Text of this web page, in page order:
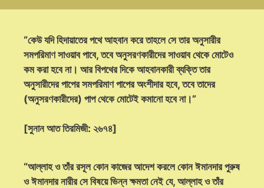
“কেউ যদি হিদায়াতের পথে আহবান করে তাহলে সে তার অনুসারীর
সমপরিমাণ সাওয়াব পাবে, তবে অনুসরণকারীদের সাওয়াব থেকে মোটেও
কম করা হবে না। আর বিপথের দিকে আহবানকারী ব্যক্তি তার
অনুসারীদের পাপের সমপরিমাণ পাপের অংশীদার হবে, তবে তাদের
(অনুসরণকারীদের) পাপ থেকে মোটেই কমানো হবে না।”
[সুনান আত তিরমিজী: ২৬৭৪]
“আল্লাহ ও তাঁর রসূল কোন কাজের আদেশ করলে কোন ঈমানদার পুরুষ
ও ঈমানদার নারীর সে বিষয়ে ভিন্ন ক্ষমতা নেই যে, আল্লাহ ও তাঁর